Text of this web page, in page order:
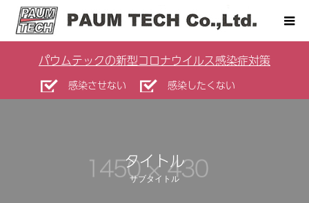
パウムテックの新型コロナウイルス感染症対策
感染させない 感染したくない
タイトル
サブタイトル